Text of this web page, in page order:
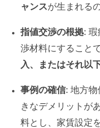
ャンスが生まれる
指値交渉の根拠:
渉材料にすること
入、またはそれ以
事例の確信: 地方物
きなデメリットが
料とし、家賃設定